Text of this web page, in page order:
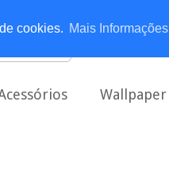
cookies. Mais Informações
Wallpaper